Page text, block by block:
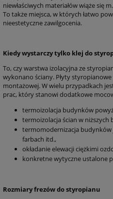
niewłaściwych materiałów wiąże się
To także miejsca, w których łatwo
nieestetyczne zawilgocenia.
Kiedy wystarczy tylko klej do
To, czy warstwa izolacyjna ze
wykonano ściany. Płyty
montażowej. W wielu przypadkach
prac, który stanowi dodatkowe
termoizolacja budynków
termoizolacja ścian w
termomodernizacja budynków
farbach itd.,
okładanie elewacji ciężkimi
konkretne wytyczne ustalone
Rozmiary frezów do styropianu